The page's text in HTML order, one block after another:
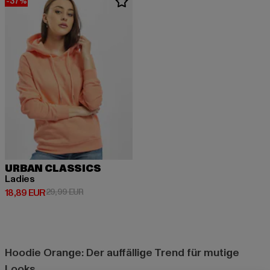
URBAN CLASSICS
Ladies
18,89 EUR
Derzeitiger Preis: 18,89 EUR
29,99 EURAktionspreis: 29,99 EUR
Hoodie Orange: Der auffällige Trend für mutige